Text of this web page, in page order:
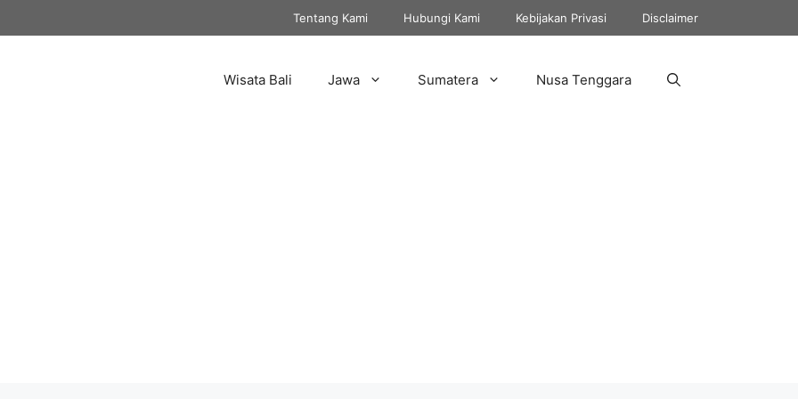
Tentang Kami Hubungi Kami Kebijakan Privasi Disclaimer
Wisata Bali Jawa Sumatera Nusa Tenggara